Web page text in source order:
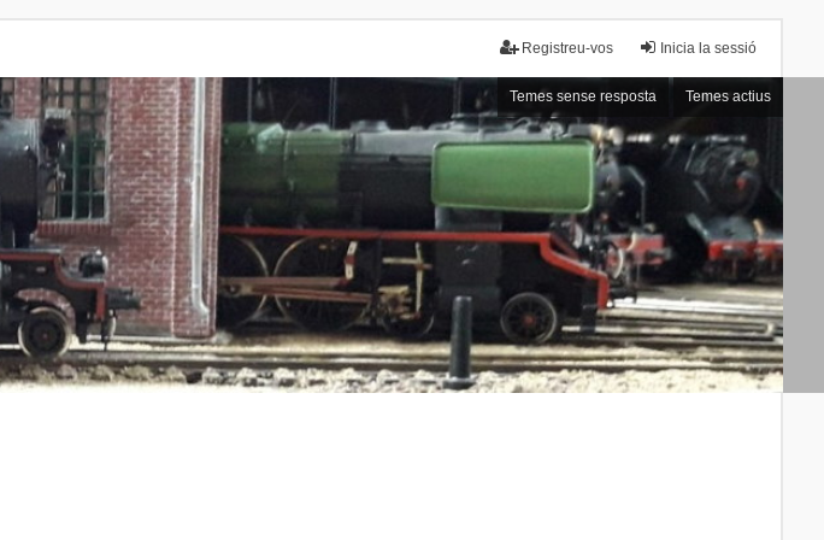
Inicia la sessió
Registreu-vos
Temes sense resposta Temes actius